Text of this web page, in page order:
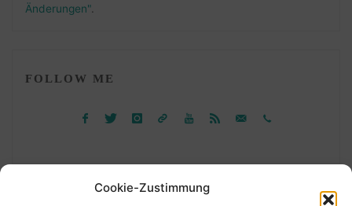
Cookie-Zustimmung
Änderungen".
FOLLOW ME